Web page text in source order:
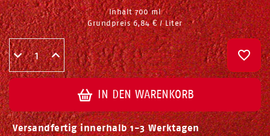
Inhalt700ml
Grundpreis6,84 € / Liter
IN DEN WARENKORB
Versandfertig innerhalb 1-3 Werktagen